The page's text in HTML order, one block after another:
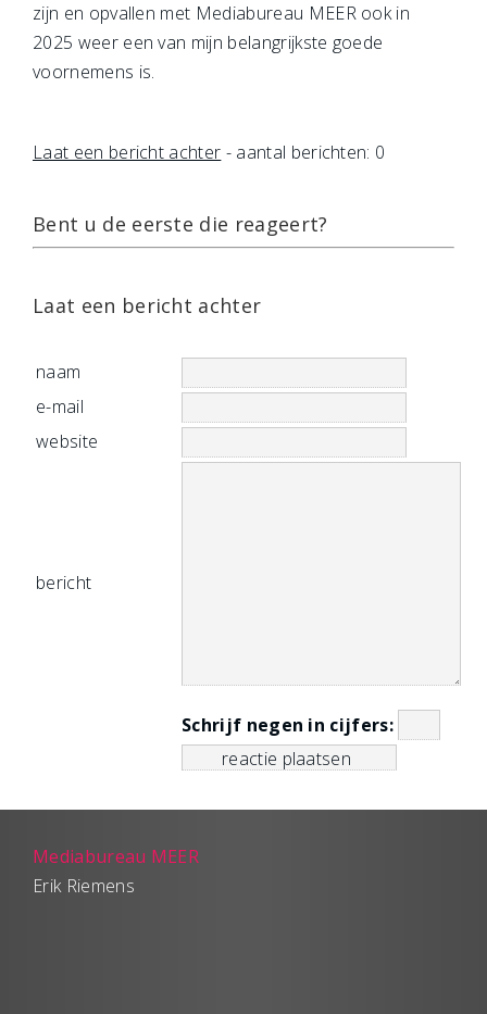
zijn en opvallen met Mediabureau MEER ook in
2025 weer een van mijn belangrijkste goede
voornemens is.
Laat een bericht achter - aantal berichten: 0
Bent u de eerste die reageert?
Laat een bericht achter
naam
e-mail
website
bericht
Schrijf negen in cijfers:
Mediabureau MEER
Erik Riemens